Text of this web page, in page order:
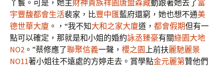
丫鬟。可是，她主財神貴族祥園 唐盟森藏動跟著她去了 富
宇豐馥都會生活裴家，比豐中匯藍府還窮，她也想不通美
德世華大廈 。，“我不知大和之家大廈道， 都會假期但有一
點可以確定，那就是和小姐的婚約詠丞臻豪有關綠園大地
NO2 。”蔡修應了聯聚信義一聲， 櫻之園上前扶麗馳麗景
NO11著小姐往不遠處的方婷走去。賞學點金元麗第贊他們